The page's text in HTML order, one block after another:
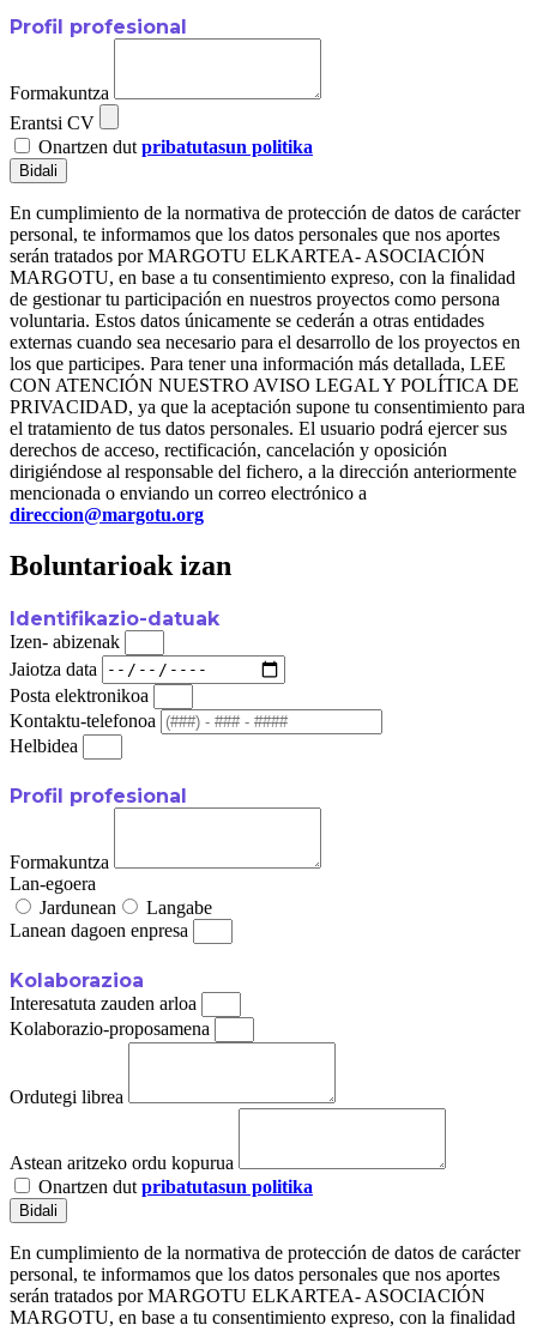
Profil profesional
Formakuntza
Erantsi CV
Onartzen dut pribatutasun politika
Bidali
En cumplimiento de la normativa de protección de datos de carácter
personal, te informamos que los datos personales que nos aportes
serán tratados por MARGOTU ELKARTEA- ASOCIACIÓN
MARGOTU, en base a tu consentimiento expreso, con la finalidad
de gestionar tu participación en nuestros proyectos como persona
voluntaria. Estos datos únicamente se cederán a otras entidades
externas cuando sea necesario para el desarrollo de los proyectos en
los que participes. Para tener una información más detallada, LEE
CON ATENCIÓN NUESTRO AVISO LEGAL Y POLÍTICA DE
PRIVACIDAD, ya que la aceptación supone tu consentimiento para
el tratamiento de tus datos personales. El usuario podrá ejercer sus
derechos de acceso, rectificación, cancelación y oposición
dirigiéndose al responsable del fichero, a la dirección anteriormente
mencionada o enviando un correo electrónico a
direccion@margotu.org
Boluntarioak izan
Identifikazio-datuak
Izen- abizenak
Jaiotza data
Posta elektronikoa
Kontaktu-telefonoa
Helbidea
Profil profesional
Formakuntza
Lan-egoera
Jardunean
Langabe
Lanean dagoen enpresa
Kolaborazioa
Interesatuta zauden arloa
Kolaborazio-proposamena
Ordutegi librea
Astean aritzeko ordu kopurua
Onartzen dut pribatutasun politika
Bidali
En cumplimiento de la normativa de protección de datos de carácter
personal, te informamos que los datos personales que nos aportes
serán tratados por MARGOTU ELKARTEA- ASOCIACIÓN
MARGOTU, en base a tu consentimiento expreso, con la finalidad